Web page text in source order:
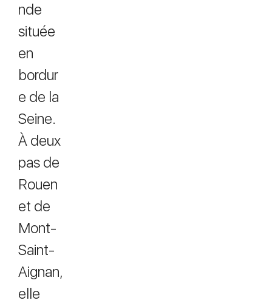
nde
située
en
bordur
e de la
Seine.
À deux
pas de
Rouen
et de
Mont-
Saint-
Aignan,
elle